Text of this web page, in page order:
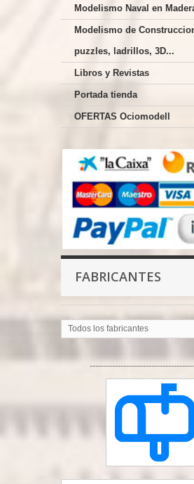
Modelismo Naval en
Modelismo de
puzzles, ladrillos, 3D...
Libros y Revistas
Portada tienda
OFERTAS Ociomodell
FABRICANTES
Todos los fabricantes